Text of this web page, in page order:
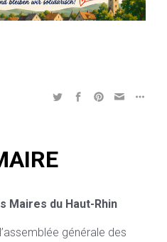
Maires du Haut-Rhin
générale des